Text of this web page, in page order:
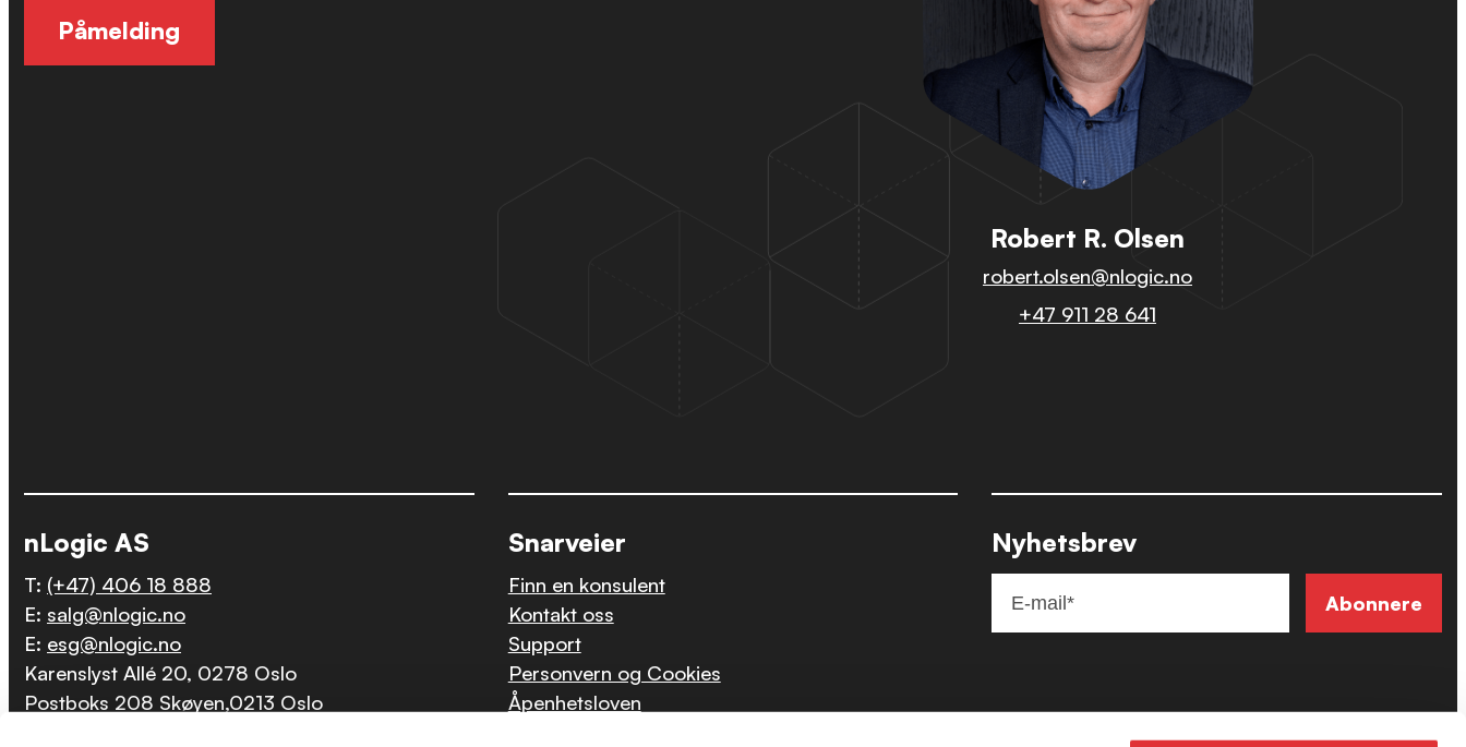
Påmelding
Robert R. Olsen
robert.olsen@nlogic.no
+47 911 28 641
nLogic AS
T: (+47) 406 18 888
E: salg@nlogic.no
E: esg@nlogic.no
Karenslyst Allé 20, 0278 Oslo
Postboks 208 Skøyen,0213 Oslo
Snarveier
Finn en konsulent
Kontakt oss
Support
Personvern og Cookies
Åpenhetsloven
Nyhetsbrev